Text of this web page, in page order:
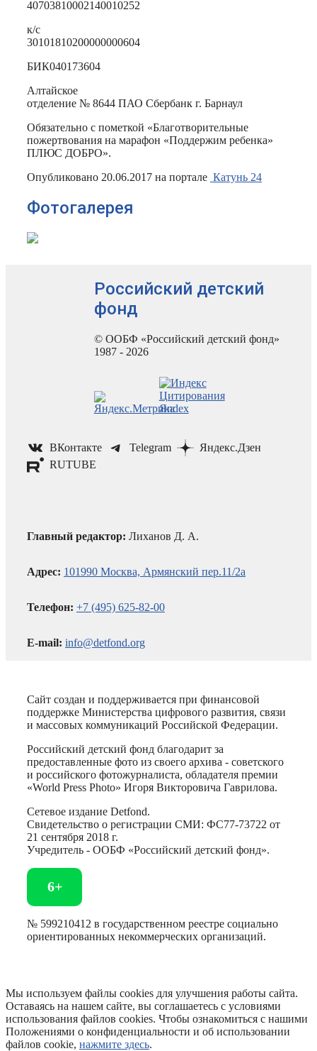
40703810002140010252
к/с
30101810200000000604
БИК040173604
Алтайское
отделение № 8644 ПАО Сбербанк г. Барнаул
Обязательно с пометкой «Благотворительные
пожертвования на марафон «Поддержим ребенка»
ПЛЮС ДОБРО».
Опубликовано 20.06.2017 на портале Катунь 24
Фотогалерея
Российский детский
фонд
© ООБФ «Российский детский фонд»
1987 - 2026
ВКонтакте Telegram
Яндекс.Дзен
RUTUBE
Главный редактор: Лиханов Д. А.
Адрес: 101990 Москва, Армянский пер.11/2а
Телефон: +7 (495) 625-82-00
E-mail: info@detfond.org
Сайт создан и поддерживается при финансовой
поддержке Министерства цифрового развития, связи
и массовых коммуникаций Российской Федерации.
Российский детский фонд благодарит за
предоставленные фото из своего архива - советского
и российского фотожурналиста, обладателя премии
«World Press Photo» Игоря Викторовича Гаврилова.
Сетевое издание Detfond.
Свидетельство о регистрации СМИ: ФС77-73722 от
21 сентября 2018 г.
Учредитель - ООБФ «Российский детский фонд».
6+
№ 599210412 в государственном реестре социально
ориентированных некоммерческих организаций.
Мы используем файлы cookies для улучшения работы сайта.
Оставаясь на нашем сайте, вы соглашаетесь с условиями
использования файлов cookies. Чтобы ознакомиться с нашими
Положениями о конфиденциальности и об использовании
файлов cookie, нажмите здесь.